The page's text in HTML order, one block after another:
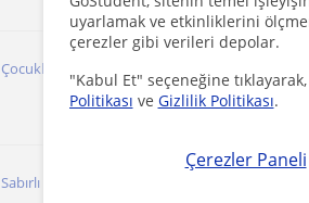
uyarlamak ve etkinliklerini
çerezler gibi verileri depolar.
"Kabul Et" seçeneğine
Politikası ve Gizlilik Politikası.
Çerezler Paneli
Çocuklar ve almanca konuşulan ülkelerde
​Sabırlı ve sevecen biriyim. Derslerim A1, A2 ve